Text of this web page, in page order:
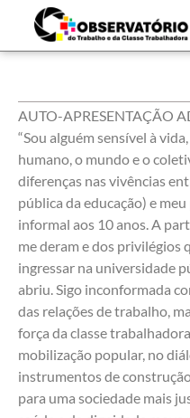
AUTO-APRESENTAÇÃO
“Sou alguém sensível à
humano, o mundo e o
diferenças nas vivências
pública da educação) e
informal aos 10 anos. A
me deram e dos privilégios
ingressar na universidade
abriu. Sigo inconformada
das relações de trabalho,
força da classe
mobilização popular, no
instrumentos de
para uma sociedade mais